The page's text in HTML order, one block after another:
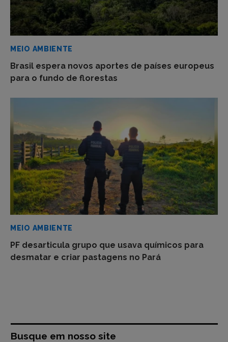
MEIO AMBIENTE
Brasil espera novos aportes de países europeus
para o fundo de florestas
MEIO AMBIENTE
PF desarticula grupo que usava químicos para
desmatar e criar pastagens no Pará
Busque em nosso site